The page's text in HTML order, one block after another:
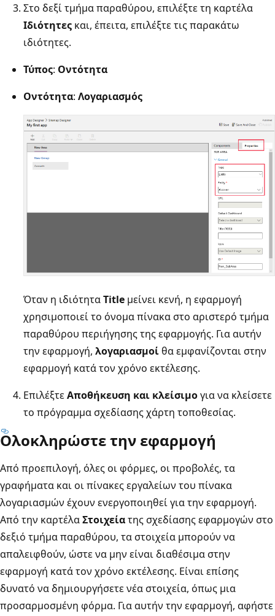
Στο δεξί τμήμα παραθύρου, επιλέξτε τη καρτέλα
Ιδιότητες και, έπειτα, επιλέξτε τις παρακάτω
ιδιότητες.
Τύπος: Οντότητα
Οντότητα: Λογαριασμός
Όταν η ιδιότηταTitle μείνει κενή, η εφαρμογή
χρησιμοποιεί το όνομα πίνακα στο αριστερό τμήμα
παραθύρου περιήγησης της εφαρμογής. Για αυτήν
την εφαρμογή, λογαριασμοίθα εμφανίζονται στην
εφαρμογή κατά τον χρόνο εκτέλεσης.
ΕπιλέξτεΑποθήκευση και κλείσιμογια να κλείσετε
το πρόγραμμα σχεδίασης χάρτη τοποθεσίας.
Ολοκληρώστε την εφαρμογή
Από προεπιλογή, όλες οι φόρμες, οι προβολές, τα
γραφήματα και οι πίνακες εργαλείων του πίνακα
λογαριασμών έχουν ενεργοποιηθεί για την εφαρμογή.
Από την καρτέλαΣτοιχείατης σχεδίασης εφαρμογών στο
δεξιό τμήμα παραθύρου, τα στοιχεία μπορούν να
απαλειφθούν, ώστε να μην είναι διαθέσιμα στην
εφαρμογή κατά τον χρόνο εκτέλεσης. Είναι επίσης
δυνατό να δημιουργήσετε νέα στοιχεία, όπως μια
προσαρμοσμένη φόρμα. Για αυτήν την εφαρμογή, αφήστε